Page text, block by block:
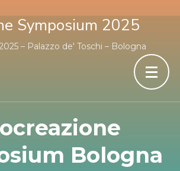
Symposium 2025
– Palazzo de' Toschi – Bologna
Bologna